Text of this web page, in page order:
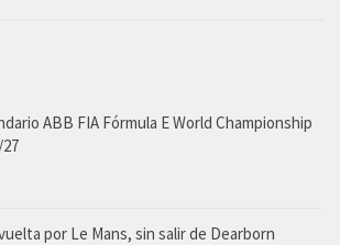
ABB FIA Fórmula E World Championship
por Le Mans, sin salir de Dearborn